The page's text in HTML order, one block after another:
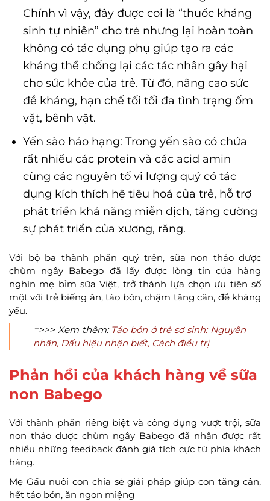
Chính vì vậy, đây được coi là “thuốc kháng
sinh tự nhiên” cho trẻ nhưng lại hoàn toàn
không có tác dụng phụ giúp tạo ra các
kháng thể chống lại các tác nhân gây hại
cho sức khỏe của trẻ. Từ đó, nâng cao sức
đề kháng, hạn chế tối tối đa tình trạng ốm
vặt, bênh vặt.
Yến sào hảo hạng: Trong yến sào có chứa
rất nhiều các protein và các acid amin
cùng các nguyên tố vi lượng quý có tác
dụng kích thích hệ tiêu hoá của trẻ, hỗ trợ
phát triển khả năng miễn dịch, tăng cường
sự phát triển của xương, răng.
Với bộ ba thành phần quý trên, sữa non thảo dược
chùm ngây Babego đã lấy được lòng tin của hàng
nghìn mẹ bỉm sữa Việt, trở thành lựa chọn ưu tiên số
một với trẻ biếng ăn, táo bón, chậm tăng cân, đề kháng
yếu.
=>>> Xem thêm: Táo bón ở trẻ sơ sinh: Nguyên
nhân, Dấu hiệu nhận biết, Cách điều trị
Phản hồi của khách hàng về sữa
non Babego
Với thành phần riêng biệt và công dụng vượt trội, sữa
non thảo dược chùm ngây Babego đã nhận được rất
nhiều những feedback đánh giá tích cực từ phía khách
hàng.
Mẹ Gấu nuôi con chia sẻ giải pháp giúp con tăng cân,
hết táo bón, ăn ngon miệng